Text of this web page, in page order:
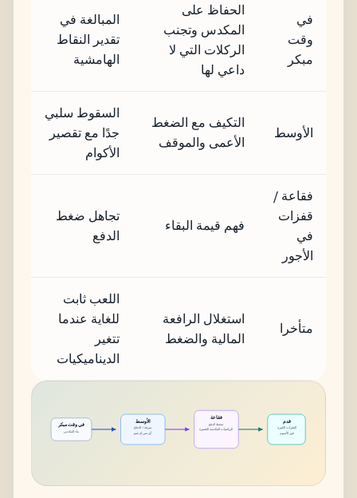
في
وقت
مبكر
الحفاظ على
المكدس وتجنب
الركلات التي لا
داعي لها
المبالغة في
تقدير النقاط
الهامشية
الأوسط
التكيف مع الضغط
الأعمى والموقف
السقوط سلبي
جدًا مع تقصير
الأكوام
فقاعة /
قفزات
في
الأجور
فهم قيمة البقاء
تجاهل ضغط
الدفع
متأخرا
استغلال الرافعة
المالية والضغط
اللعب ثابت
للغاية عندما
تتغير
الديناميكيات
في وقت مبكر
بناء المكدس
الأوسط
سرقة + الدفاع
آي سي إم تنمو
فقاعة
ضغط الدفع
الرياضيات المكدسة القصيرة
قدم
القفزات الكبيرة
فوز الأسهم